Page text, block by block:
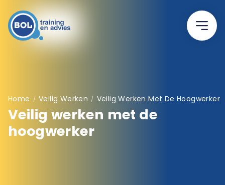
Home / Veilig Werken / Veilig Werken Met De Hoogwerker
Veilig werken met de
hoogwerker